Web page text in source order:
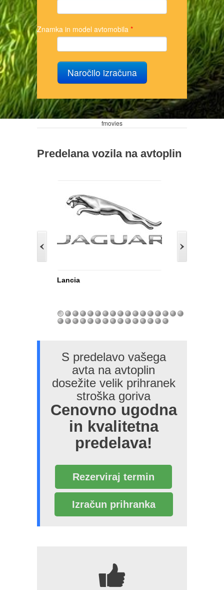
Znamka in model avtomobila *
Naročilo izračuna
fmovies
Predelana vozila na avtoplin
Lancia
S predelavo vašega
avta na avtoplin
dosežite velik prihranek
stroška goriva
Cenovno ugodna
in kvalitetna
predelava!
Rezerviraj termin
Izračun prihranka
7